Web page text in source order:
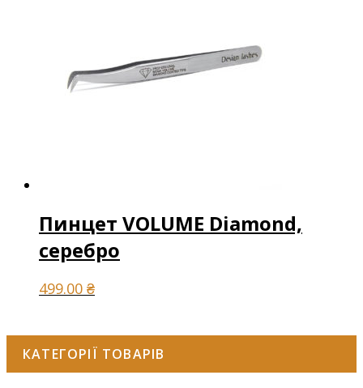
Пинцет VOLUME Diamond,
серебро
499.00 ₴
КАТЕГОРІЇ ТОВАРІВ